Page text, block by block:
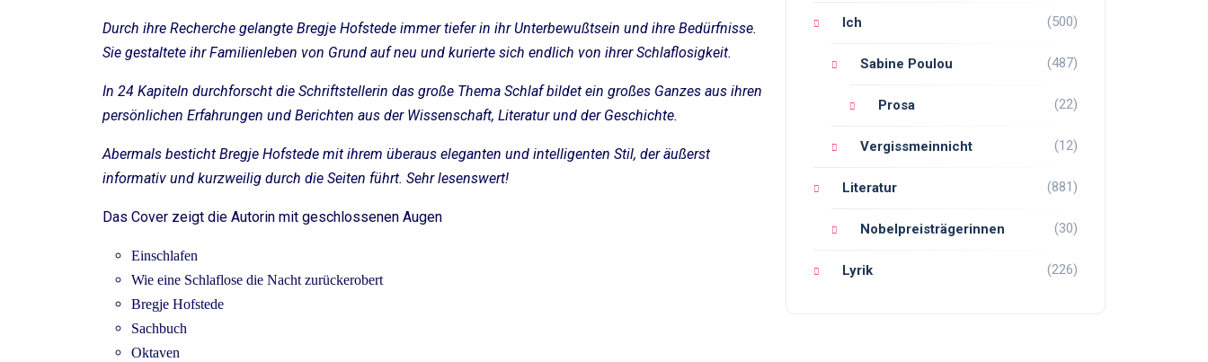
Durch ihre Recherche gelangte Bregje Hofstede immer tiefer in ihr Unterbewußtsein und ihre Bedürfnisse.
Sie gestaltete ihr Familienleben von Grund auf neu und kurierte sich endlich von ihrer Schlaflosigkeit.
In 24 Kapiteln durchforscht die Schriftstellerin das große Thema Schlaf bildet ein großes Ganzes aus ihren
persönlichen Erfahrungen und Berichten aus der Wissenschaft, Literatur und der Geschichte.
Abermals besticht Bregje Hofstede mit ihrem überaus eleganten und intelligenten Stil, der äußerst
informativ und kurzweilig durch die Seiten führt. Sehr lesenswert!
Das Cover zeigt die Autorin mit geschlossenen Augen
Einschlafen
Wie eine Schlaflose die Nacht zurückerobert
Bregje Hofstede
Sachbuch
Oktaven
Ich (500)
Sabine Poulou (487)
Prosa (22)
Vergissmeinnicht (12)
Literatur (881)
Nobelpreisträgerinnen (30)
Lyrik (226)